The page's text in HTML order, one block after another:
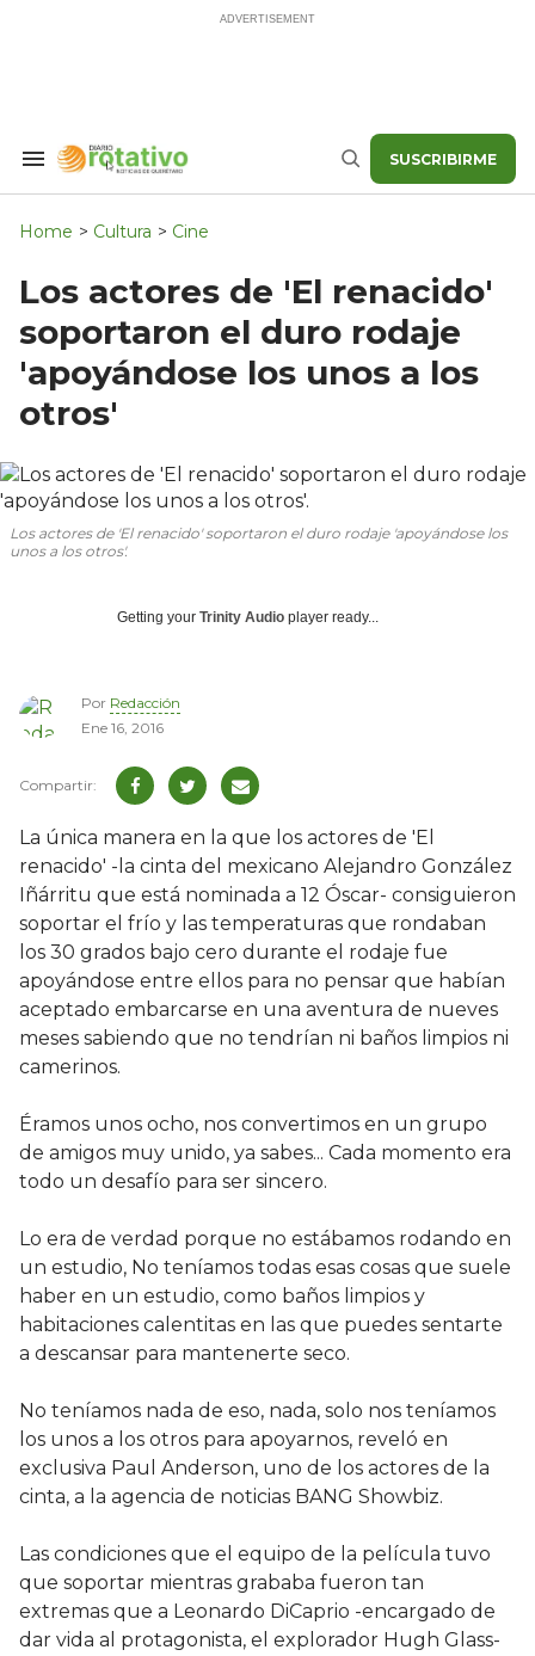
Search
Navigation
Buscar SUSCRIBIRME
Home > Cultura > Cine
Los actores de 'El renacido'
soportaron el duro rodaje
'apoyándose los unos a los
otros'
Los actores de 'El renacido' soportaron el duro rodaje 'apoyándose los
unos a los otros'.
Getting your Trinity Audio player ready...
Por Redacción
Ene 16, 2016
La única manera en la que los actores de 'El
renacido' -la cinta del mexicano Alejandro González
Iñárritu que está nominada a 12 Óscar- consiguieron
soportar el frío y las temperaturas que rondaban
los 30 grados bajo cero durante el rodaje fue
apoyándose entre ellos para no pensar que habían
aceptado embarcarse en una aventura de nueves
meses sabiendo que no tendrían ni baños limpios ni
camerinos.
Éramos unos ocho, nos convertimos en un grupo
de amigos muy unido, ya sabes... Cada momento era
todo un desafío para ser sincero.
Lo era de verdad porque no estábamos rodando en
un estudio, No teníamos todas esas cosas que suele
haber en un estudio, como baños limpios y
habitaciones calentitas en las que puedes sentarte
a descansar para mantenerte seco.
No teníamos nada de eso, nada, solo nos teníamos
los unos a los otros para apoyarnos, reveló en
exclusiva Paul Anderson, uno de los actores de la
cinta, a la agencia de noticias BANG Showbiz.
Las condiciones que el equipo de la película tuvo
que soportar mientras grababa fueron tan
extremas que a Leonardo DiCaprio -encargado de
dar vida al protagonista, el explorador Hugh Glass-